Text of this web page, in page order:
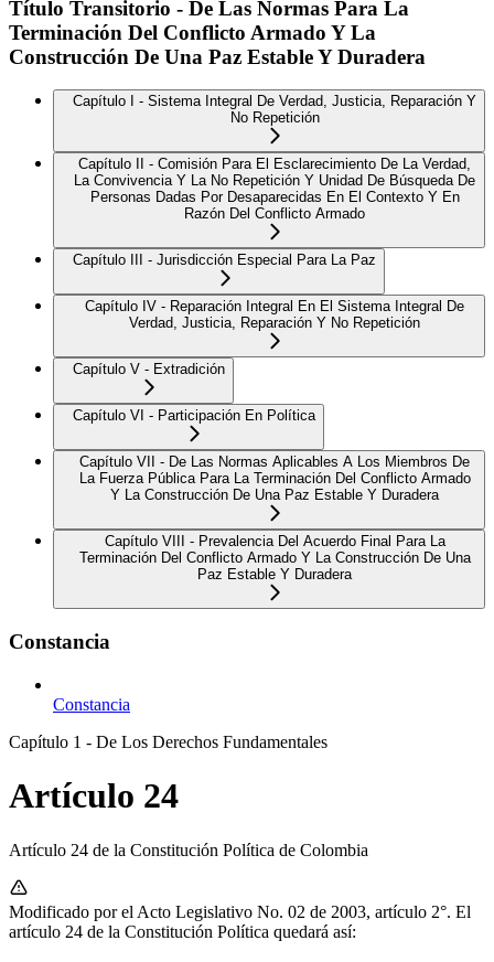
Título Transitorio - De Las Normas Para La
Terminación Del Conflicto Armado Y La
Construcción De Una Paz Estable Y Duradera
Capítulo I - Sistema Integral De Verdad, Justicia, Reparación Y
No Repetición
Capítulo II - Comisión Para El Esclarecimiento De La Verdad,
La Convivencia Y La No Repetición Y Unidad De Búsqueda De
Personas Dadas Por Desaparecidas En El Contexto Y En
Razón Del Conflicto Armado
Capítulo III - Jurisdicción Especial Para La Paz
Capítulo IV - Reparación Integral En El Sistema Integral De
Verdad, Justicia, Reparación Y No Repetición
Capítulo V - Extradición
Capítulo VI - Participación En Política
Capítulo VII - De Las Normas Aplicables A Los Miembros De
La Fuerza Pública Para La Terminación Del Conflicto Armado
Y La Construcción De Una Paz Estable Y Duradera
Capítulo VIII - Prevalencia Del Acuerdo Final Para La
Terminación Del Conflicto Armado Y La Construcción De Una
Paz Estable Y Duradera
Constancia
Constancia
Capítulo 1 - De Los Derechos Fundamentales
Artículo 24
Artículo 24 de la Constitución Política de Colombia
Modificado por el Acto Legislativo No. 02 de 2003, artículo 2°. El
artículo 24 de la Constitución Política quedará así: